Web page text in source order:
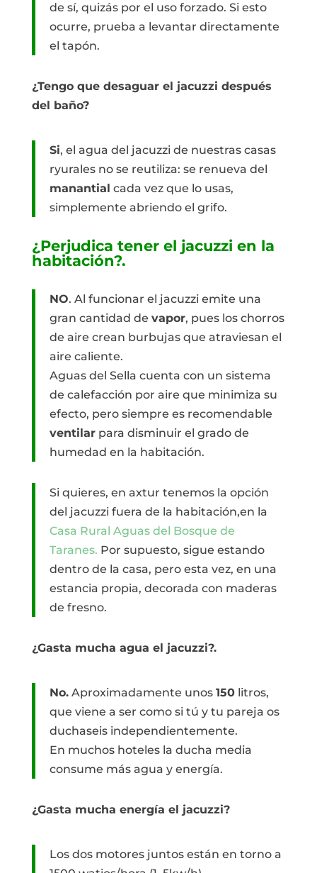
de sí, quizás por el uso forzado. Si esto
ocurre, prueba a levantar directamente
el tapón.
¿Tengo que desaguar el jacuzzi después
del baño?
Si, el agua del jacuzzi de nuestras casas
ryurales no se reutiliza: se renueva del
manantial cada vez que lo usas,
simplemente abriendo el grifo.
¿Perjudica tener el jacuzzi en la
habitación?.
NO. Al funcionar el jacuzzi emite una
gran cantidad de vapor, pues los chorros
de aire crean burbujas que atraviesan el
aire caliente.
Aguas del Sella cuenta con un sistema
de calefacción por aire que minimiza su
efecto, pero siempre es recomendable
ventilarpara disminuir el grado de
humedad en la habitación.
Si quieres, en axtur tenemos la opción
del jacuzzi fuera de la habitación,en la
Casa Rural Aguas del Bosque de
Taranes. Por supuesto, sigue estando
dentro de la casa, pero esta vez, en una
estancia propia, decorada con maderas
de fresno.
¿Gasta mucha agua el jacuzzi?.
No.Aproximadamente unos 150litros,
que viene a ser como si tú y tu pareja os
duchaseis independientemente.
En muchos hoteles la ducha media
consume más agua y energía.
¿Gasta mucha energía el jacuzzi?
Los dos motores juntos están en torno a